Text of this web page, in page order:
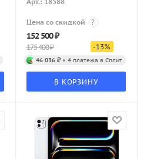
Цена со скидкой ?
152 500₽
175 400₽ -13%
46 036 ₽× 4 платежа в Сплит
В КОРЗИНУ